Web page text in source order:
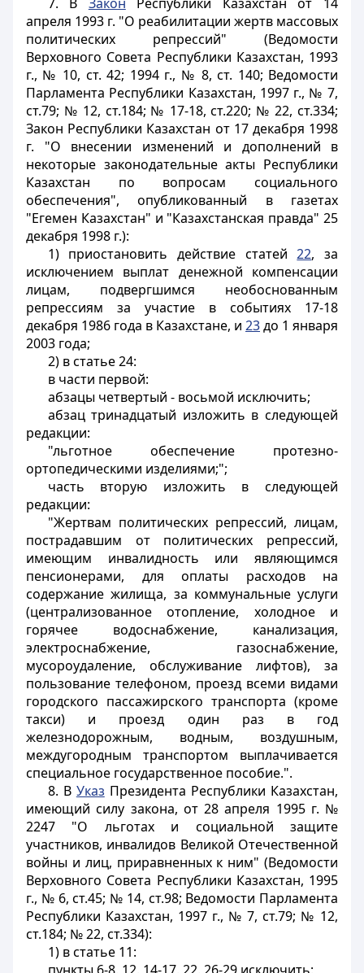
апреля 1993 г. "О реабилитации жертв массовых
политических репрессий" (Ведомости
Верховного Совета Республики Казахстан, 1993
г., № 10, ст. 42; 1994 г., № 8, ст. 140; Ведомости
Парламента Республики Казахстан, 1997 г., № 7,
ст.79; № 12, ст.184; № 17-18, ст.220; № 22, ст.334;
Закон Республики Казахстан от 17 декабря 1998
г. "О внесении изменений и дополнений в
некоторые законодательные акты Республики
Казахстан по вопросам социального
обеспечения", опубликованный в газетах
"Егемен Казахстан" и "Казахстанская правда" 25
декабря 1998 г.):
1) приостановить действие статей22, за
исключением выплат денежной компенсации
лицам, подвергшимся необоснованным
репрессиям за участие в событиях 17-18
декабря 1986 года в Казахстане, и 23до 1 января
2003 года;
2) в статье 24:
в части первой:
абзацы четвертый - восьмой исключить;
абзац тринадцатый изложить в следующей
редакции:
"льготное обеспечение протезно-
ортопедическими изделиями;";
часть вторую изложить в следующей
редакции:
"Жертвам политических репрессий, лицам,
пострадавшим от политических репрессий,
имеющим инвалидность или являющимся
пенсионерами, для оплаты расходов на
содержание жилища, за коммунальные услуги
(централизованное отопление, холодное и
горячее водоснабжение, канализация,
электроснабжение, газоснабжение,
мусороудаление, обслуживание лифтов), за
пользование телефоном, проезд всеми видами
городского пассажирского транспорта (кроме
такси) и проезд один раз в год
железнодорожным, водным, воздушным,
междугородным транспортом выплачивается
специальное государственное пособие.".
8. В Указ Президента Республики Казахстан,
имеющий силу закона, от 28 апреля 1995 г. №
2247 "О льготах и социальной защите
участников, инвалидов Великой Отечественной
войны и лиц, приравненных к ним" (Ведомости
Верховного Совета Республики Казахстан, 1995
г., № 6, ст.45; № 14, ст.98; Ведомости Парламента
Республики Казахстан, 1997 г., № 7, ст.79; № 12,
ст.184; № 22, ст.334):
1) в статье 11: